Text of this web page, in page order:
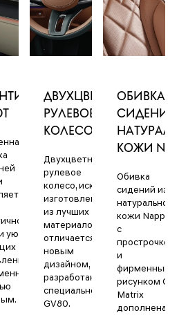
уюта,
ДВУХЦВЕТНОЕ
РУЛЕВОЕ
КОЛЕСО
Двухцветное
рулевое
колесо, искусно
изготовленное
из лучших
материалов,
отличается
новым
дизайном,
разработанным
специально для
GV80.
ОБИВКА
КОЖИ
Обивка
сидений из
натуральной
кожи Nappa
с
прострочкой
и
фирменным
рисунком G-
Matrix
дополнена